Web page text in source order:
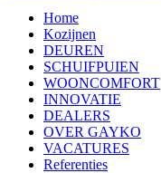
Home
Kozijnen
DEUREN
SCHUIFPUIEN
WOONCOMFORT
INNOVATIE
DEALERS
OVER GAYKO
VACATURES
Referenties